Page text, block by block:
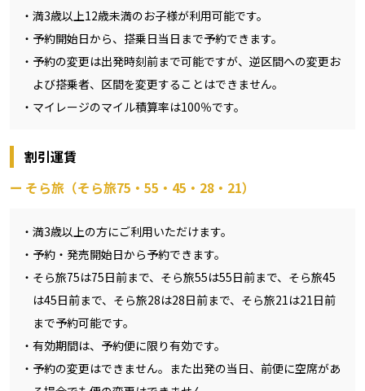
満3歳以上12歳未満のお子様が利用可能です。
予約開始日から、搭乗日当日まで予約できます。
予約の変更は出発時刻前まで可能ですが、逆区間への変更お
よび搭乗者、区間を変更することはできません。
マイレージのマイル積算率は100％です。
割引運賃
そら旅（そら旅75・55・45・28・21）
満3歳以上の方にご利用いただけます。
予約・発売開始日から予約できます。
そら旅75は75日前まで、そら旅55は55日前まで、そら旅45
は45日前まで、そら旅28は28日前まで、そら旅21は21日前
まで予約可能です。
有効期間は、予約便に限り有効です。
予約の変更はできません。また出発の当日、前便に空席があ